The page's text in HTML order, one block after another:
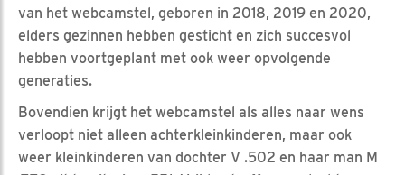
van het webcamstel, geboren in 2018, 2019 en 2020,
elders gezinnen hebben gesticht en zich succesvol
hebben voortgeplant met ook weer opvolgende
generaties.
Bovendien krijgt het webcamstel als alles naar wens
verloopt niet alleen achterkleinkinderen, maar ook
weer kleinkinderen van dochter V .502 en haar man M